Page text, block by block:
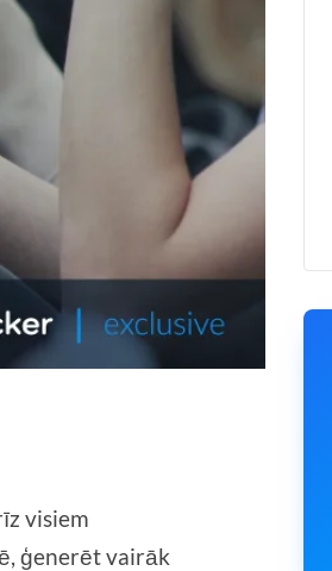
visiem
ģenerēt vairāk